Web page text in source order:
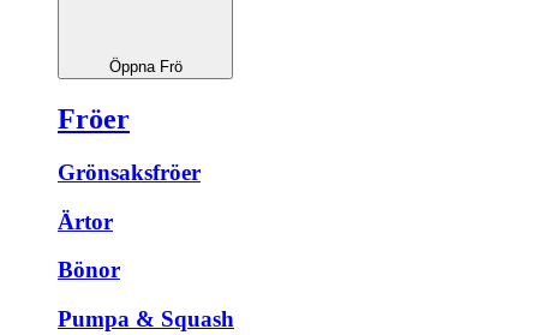
Öppna Frö
Fröer
Grönsaksfröer
Ärtor
Bönor
Pumpa & Squash